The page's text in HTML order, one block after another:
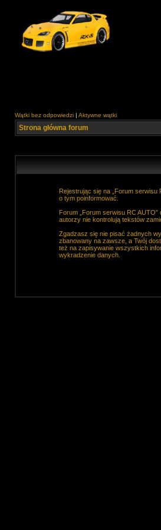
Wątki bez odpowiedzi | Aktywne wątki
Strona główna forum
Rejestrując się na „Forum
o tym poinformować.
Forum „Forum serwisu RC AUTO”
autorzy nie kontrolują tekstów
Zgadzasz się nie pisać żadnych
zbanowany na zawsze, a Twój
też na zapisywanie wszystkich
wykradzenie danych.